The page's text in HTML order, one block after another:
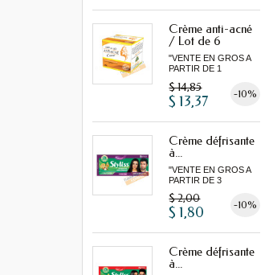
Crème anti-acné
/ Lot de 6
"VENTE EN GROS A
PARTIR DE 1
$ 14,85 -10%
$ 13,37
Crème défrisante
à...
"VENTE EN GROS A
PARTIR DE 3
$ 2,00 -10%
$ 1,80
Crème défrisante
à...